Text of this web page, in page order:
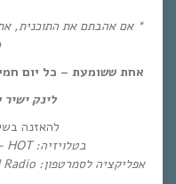
* אם אהבתם את התוכנית,
אחת ששומעת – כל יום חמישי, 12:00-
לינק
להאזנה
בטלויזיה: HOT – ערוץ 87 | YES – ערוץ 71
אפליקציה לסמרטפון: Eol Radio (אנדרואיד/אייפון) או באפליקציית